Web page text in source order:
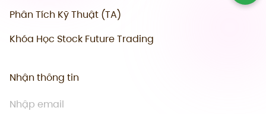
Phân Tích Kỹ Thuật (TA)
Khóa Học Stock Future Trading
Nhận thông tin